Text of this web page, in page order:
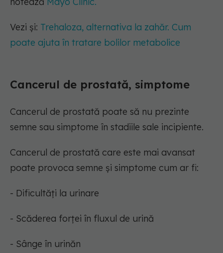
Vezi și: Trehaloza, alternativa la zahăr. Cum
poate ajuta în tratare bolilor metabolice
Cancerul de prostată, simptome
Cancerul de prostată poate să nu prezinte
semne sau simptome în stadiile sale incipiente.
Cancerul de prostată care este mai avansat
poate provoca semne și simptome cum ar fi:
- Dificultăți la urinare
- Scăderea forței în fluxul de urină
- Sânge în urinăn